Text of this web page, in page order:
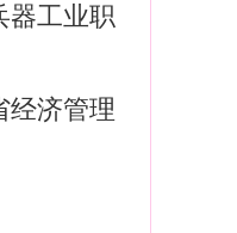
工业职
济管理